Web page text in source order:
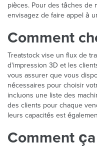
pièces. Pour des tâches de
envisagez de faire appel à
Comment
Treatstock vise un flux de
d'impression 3D et les
vous assurer que vous
nécessaires pour choisir
incluons une liste des
des clients pour chaque
leurs capacités est
Comment